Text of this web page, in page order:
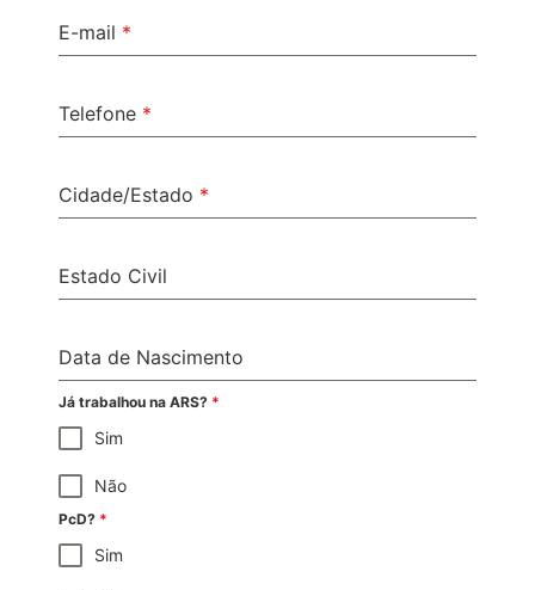
E-mail *
Telefone *
Cidade/Estado *
Estado Civil
Data de Nascimento
Já trabalhou na ARS? *
Sim
Não
PcD? *
Sim